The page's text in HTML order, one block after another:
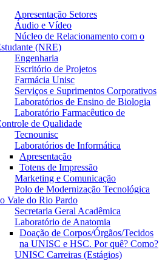
Apresentação Setores
Áudio e Vídeo
Núcleo de Relacionamento com o
(NRE)
Engenharia
Escritório de Projetos
Farmácia Unisc
Serviços e Suprimentos Corporativos
Laboratórios de Ensino de Biologia
Laboratório Farmacêutico de
de Qualidade
Tecnounisc
Laboratórios de Informática
Apresentação
Totens de Impressão
Marketing e Comunicação
Polo de Modernização Tecnológica
Vale do Rio Pardo
Secretaria Geral Acadêmica
Laboratório de Anatomia
Doação de Corpos/Órgãos/Tecidos
na UNISC e HSC. Por quê? Como?
UNISC Carreiras (Estágios)